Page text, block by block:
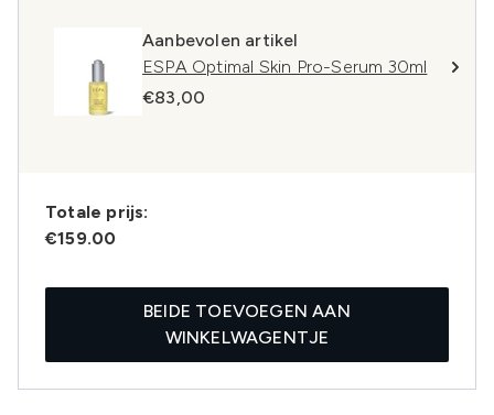
Aanbevolen artikel
ESPA Optimal Skin Pro-Serum 30ml
€83,00
Totale prijs:
€159.00
BEIDE TOEVOEGEN AAN
WINKELWAGENTJE